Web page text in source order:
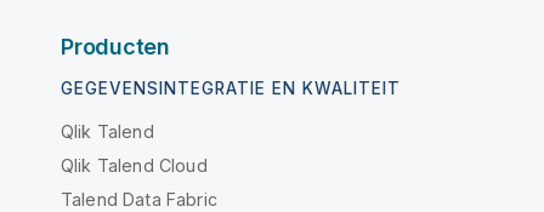
Producten
GEGEVENSINTEGRATIE EN KWALITEIT
Qlik Talend
Qlik Talend Cloud
Talend Data Fabric